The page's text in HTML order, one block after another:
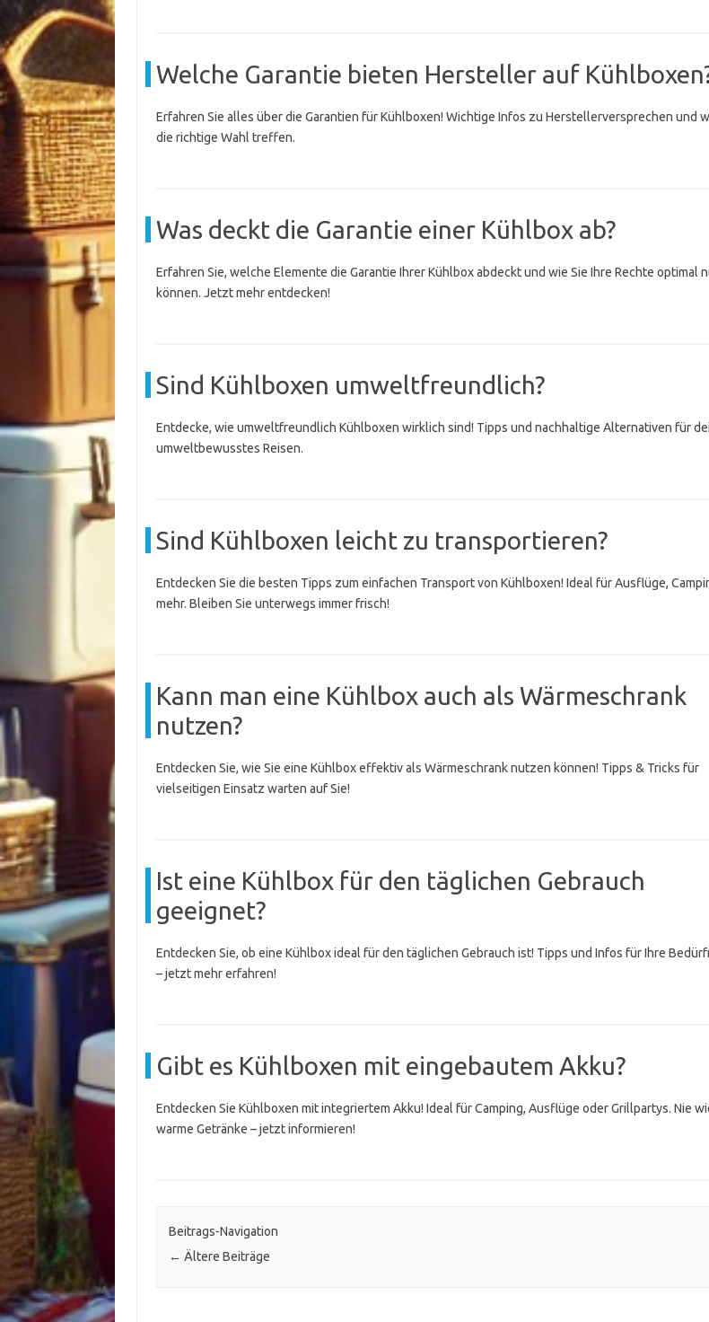
Welche Garantie bieten Hersteller auf
Erfahren Sie alles über die Garantien für Kühlboxen! Wichtige Infos zu Herstellerversprechen und
die richtige Wahl treffen.
Was deckt die Garantie einer Kühlbox ab?
Erfahren Sie, welche Elemente die Garantie Ihrer Kühlbox abdeckt und wie Sie Ihre Rechte optimal
können. Jetzt mehr entdecken!
Sind Kühlboxen umweltfreundlich?
Entdecke, wie umweltfreundlich Kühlboxen wirklich sind! Tipps und nachhaltige Alternativen für
umweltbewusstes Reisen.
Sind Kühlboxen leicht zu transportieren?
Entdecken Sie die besten Tipps zum einfachen Transport von Kühlboxen! Ideal für Ausflüge,
mehr. Bleiben Sie unterwegs immer frisch!
Kann man eine Kühlbox auch als Wärmeschrank
nutzen?
Entdecken Sie, wie Sie eine Kühlbox effektiv als Wärmeschrank nutzen können! Tipps & Tricks für
vielseitigen Einsatz warten auf Sie!
Ist eine Kühlbox für den täglichen Gebrauch
geeignet?
Entdecken Sie, ob eine Kühlbox ideal für den täglichen Gebrauch ist! Tipps und Infos für Ihre
– jetzt mehr erfahren!
Gibt es Kühlboxen mit eingebautem Akku?
Entdecken Sie Kühlboxen mit integriertem Akku! Ideal für Camping, Ausflüge oder Grillpartys. Nie
warme Getränke – jetzt informieren!
Beitrags-Navigation
← Ältere Beiträge